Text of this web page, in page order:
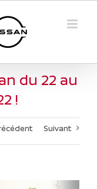
du 22 au
!
Suivant